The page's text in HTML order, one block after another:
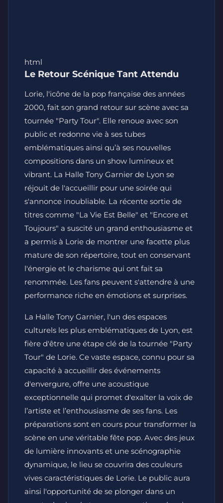
html
Le Retour Scénique Tant Attendu
Lorie, l'icône de la pop française des années
2000, fait son grand retour sur scène avec sa
tournée "Party Tour". Elle renoue avec son
public et redonne vie à ses tubes
emblématiques ainsi qu’à ses nouvelles
compositions dans un show lumineux et
vibrant. La Halle Tony Garnier de Lyon se
réjouit de l'accueillir pour une soirée qui
s'annonce inoubliable. La récente sortie de
titres comme "La Vie Est Belle" et "Encore et
Toujours" a suscité un grand enthousiasme et
a permis à Lorie de montrer une facette plus
mature de son répertoire, tout en conservant
l'énergie et le charisme qui ont fait sa
renommée. Les fans peuvent s'attendre à une
performance riche en émotions et surprises.
La Halle Tony Garnier, l'un des espaces
culturels les plus emblématiques de Lyon, est
fière d'être une étape clé de la tournée "Party
Tour" de Lorie. Ce vaste espace, connu pour sa
capacité à accueillir des événements
d'envergure, offre une acoustique
exceptionnelle qui promet d'exalter la voix de
l’artiste et l’enthousiasme de ses fans. Les
préparations sont en cours pour transformer la
scène en une véritable fête pop. Avec des jeux
de lumière innovants et une scénographie
dynamique, le lieu se couvrira des couleurs
vives caractéristiques de Lorie. Le public aura
ainsi l'opportunité de se plonger dans un